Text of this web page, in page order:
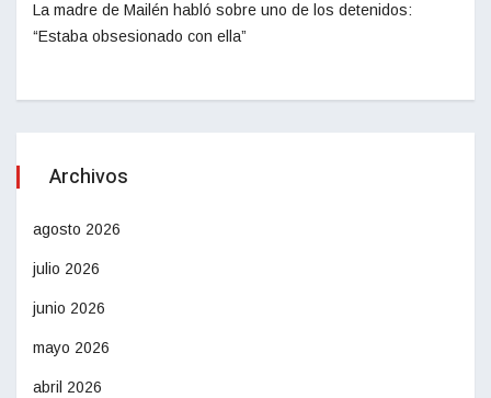
La madre de Mailén habló sobre uno de los detenidos:
“Estaba obsesionado con ella”
Archivos
agosto 2026
julio 2026
junio 2026
mayo 2026
abril 2026